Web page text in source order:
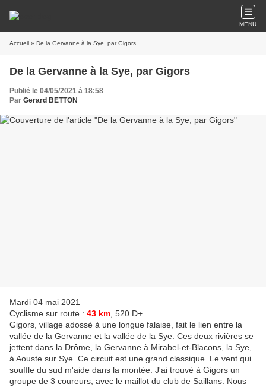
MENU
Accueil » De la Gervanne à la Sye, par Gigors
De la Gervanne à la Sye, par Gigors
Publié le 04/05/2021 à 18:58
Par Gerard BETTON
Mardi 04 mai 2021
Cyclisme sur route : 43 km , 520 D+
Gigors, village adossé à une longue falaise, fait le lien entre la
vallée de la Gervanne et la vallée de la Sye. Ces deux rivières se
jettent dans la Drôme, la Gervanne à Mirabel-et-Blacons, la Sye,
à Aouste sur Sye. Ce circuit est une grand classique. Le vent qui
souffle du sud m'aide dans la montée. J'ai trouvé à Gigors un
groupe de 3 coureurs, avec le maillot du club de Saillans. Nous